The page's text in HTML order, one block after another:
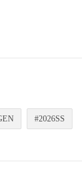
2026SS